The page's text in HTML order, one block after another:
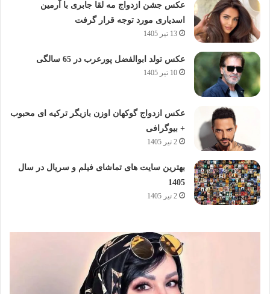
عکس جشن ازدواج مه لقا جابری با آرمین
اسدیاری مورد توجه قرار گرفت
13 تیر 1405
عکس تولد ابوالفضل پورعرب در 65 سالگی
10 تیر 1405
عکس ازدواج گوکهان اوزن بازیگر ترکیه ای محبوب
+ بیوگرافی
2 تیر 1405
بهترین سایت های تماشای فیلم و سریال در سال
1405
2 تیر 1405